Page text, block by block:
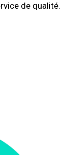
de qualité.